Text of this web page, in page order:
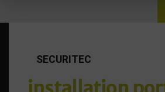
SECURITEC